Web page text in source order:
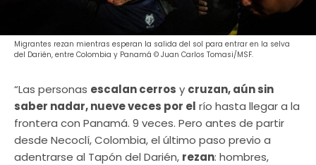
Migrantes rezan mientras esperan la salida del sol para entrar en la selva
del Darién, entre Colombia y Panamá © Juan Carlos Tomasi/MSF.
“Las personas escalan cerros y cruzan, aún sin
saber nadar, nueve veces por el río hasta llegar a la
frontera con Panamá. 9 veces. Pero antes de partir
desde Necoclí, Colombia, el último paso previo a
adentrarse al Tapón del Darién, rezan: hombres,